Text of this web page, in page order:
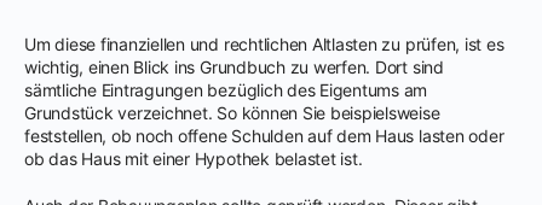
Um diese finanziellen und rechtlichen Altlasten zu prüfen, ist es
wichtig, einen Blick ins Grundbuch zu werfen. Dort sind
sämtliche Eintragungen bezüglich des Eigentums am
Grundstück verzeichnet. So können Sie beispielsweise
feststellen, ob noch offene Schulden auf dem Haus lasten oder
ob das Haus mit einer Hypothek belastet ist.